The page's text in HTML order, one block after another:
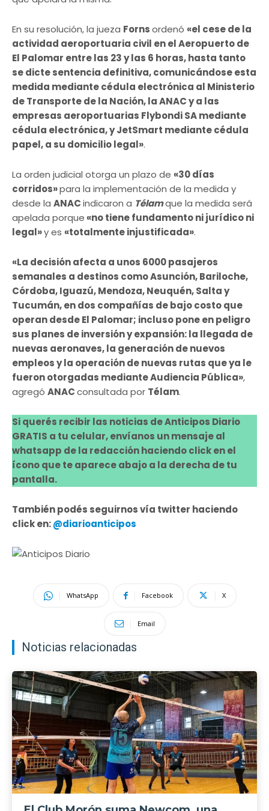
En su resolución, la jueza Fornsordenó «el cese de la
actividad aeroportuaria civil en el Aeropuerto de
El Palomar entre las 23 y las 6 horas, hasta tanto
se dicte sentencia definitiva, comunicándose esta
medida mediante cédula electrónica al Ministerio
de Transporte de la Nación, la ANAC y a las
empresas aeroportuarias Flybondi SA mediante
cédula electrónica, y JetSmart mediante cédula
papel, a su domicilio legal».
La orden judicial otorga un plazo de «30 días
corridos»para la implementación de la medida y
desde la ANACindicaron a Télamque la medida será
apelada porque «no tiene fundamento ni jurídico ni
legal»y es «totalmente injustificada».
«La decisión afecta a unos 6000 pasajeros
semanales a destinos como Asunción, Bariloche,
Córdoba, Iguazú, Mendoza, Neuquén, Salta y
Tucumán, en dos compañías de bajo costo que
operan desde El Palomar; incluso pone en peligro
sus planes de inversión y expansión: la llegada de
nuevas aeronaves, la generación de nuevos
empleos y la operación de nuevas rutas que ya le
fueron otorgadas mediante Audiencia Pública»,
agregó ANACconsultada por Télam.
Si querés recibir las noticias de Anticipos Diario
GRATIS a tu celular, envíanos un mensaje al
whatsapp de la redacción haciendo click en el
ícono que te aparece abajo a la derecha de tu
pantalla.
También podés seguirnos vía twitter haciendo
click en:@diarioanticipos
WhatsApp Facebook X
Email
Noticias relacionadas